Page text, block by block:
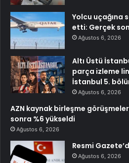
Yolcu uçağına
etti: Gerçek
Ağustos 6, 2026
Altı Üstü
parça izleme
İstanbul 5.
Ağustos 6, 2026
AZN kaynak birleşme
sonra %6 yükseldi
Ağustos 6, 2026
Resmi
Ağustos 6, 2026